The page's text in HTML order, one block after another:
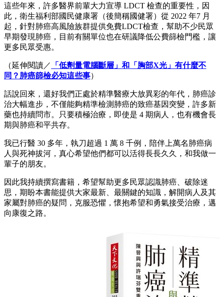
這些年來，許多醫界前輩大力宣導 LDCT 檢查的重要性，因
此，衛生福利部國民健康署（後簡稱國健署）從 2022 年7 月
起，針對肺癌高風險族群提供免費LDCT檢查，幫助不少民眾
早期發現肺癌，目前有關單位也在研議降低公費篩檢門檻，讓
更多民眾受惠。
（延伸閱讀／
「低劑量電腦斷層」和「胸部X光」有什麼不
同？肺癌篩檢必知這些事）
話說回來，還好我們正處於精準醫療大放異彩的年代，肺癌診
治大幅進步，不僅能夠精準檢測肺癌的致癌基因突變，許多新
藥也持續問市。只要積極治療，即使是 4 期病人，也有機會長
期與肺癌和平共存。
我已行醫 30 多年，執刀超過 1 萬 8 千例，陪伴上萬名肺癌病
人與死神拔河，真心希望他們都可以活得長長久久，和我做一
輩子的朋友。
因此我持續撰寫書籍，希望幫助更多民眾認識肺癌、破除迷
思，期盼本書能提供大家最新、最關鍵的知識，解開病人及其
家屬對肺癌的疑問，克服恐懼，懷抱希望和勇氣接受治療，邁
向康復之路。